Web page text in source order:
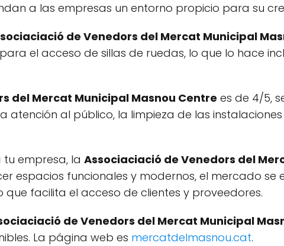
a las empresas un entorno propicio para su
de Venedors del Mercat Municipal
el acceso de sillas de ruedas, lo que lo hace
del Mercat Municipal Masnou Centre es de 4/5,
atención al público, la limpieza de las
empresa, la Associaciació de Venedors del
espacios funcionales y modernos, el mercado se
facilita el acceso de clientes y proveedores.
de Venedors del Mercat Municipal
La página web es mercatdelmasnou.cat.